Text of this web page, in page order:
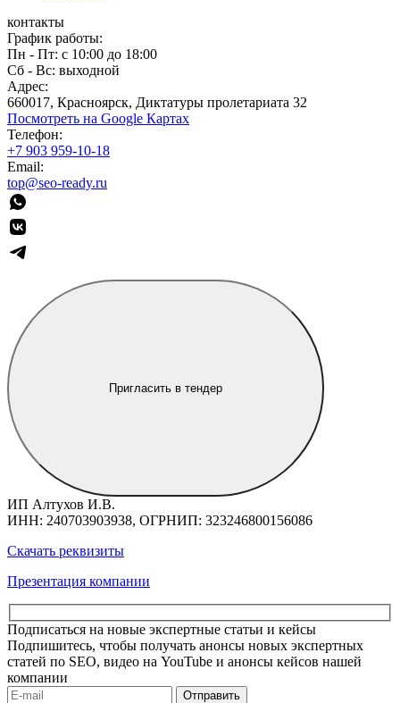
контакты
График работы:
Пн - Пт: с 10:00 до 18:00
Сб - Вс: выходной
Адрес:
660017, Красноярск, Диктатуры пролетариата 32
Посмотреть на Google Картах
Телефон:
+7 903 959-10-18
Email:
top@seo-ready.ru
Пригласить в тендер
ИП Алтухов И.В.
ИНН: 240703903938, ОГРНИП: 323246800156086
Скачать реквизиты
Презентация компании
Подписаться на новые экспертные статьи и кейсы
Подпишитесь, чтобы получать анонсы новых экспертных
статей по SEO, видео на YouTube и анонсы кейсов нашей
компании
Отправить